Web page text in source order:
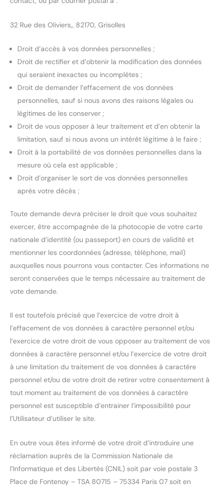
32 Rue des Oliviers,, 82170, Grisolles
Droit d’accès à vos données personnelles ;
Droit de rectifier et d’obtenir la modification des données
qui seraient inexactes ou incomplètes ;
Droit de demander l’effacement de vos données
personnelles, sauf si nous avons des raisons légales ou
légitimes de les conserver ;
Droit de vous opposer à leur traitement et d’en obtenir la
limitation, sauf si nous avons un intérêt légitime à le faire ;
Droit à la portabilité de vos données personnelles dans la
mesure où cela est applicable ;
Droit d’organiser le sort de vos données personnelles
après votre décès ;
Toute demande devra préciser le droit que vous souhaitez
exercer, être accompagnée de la photocopie de votre carte
nationale d’identité (ou passeport) en cours de validité et
mentionner les coordonnées (adresse, téléphone, mail)
auxquelles nous pourrons vous contacter. Ces informations ne
seront conservées que le temps nécessaire au traitement de
vote demande.
Il est toutefois précisé que l’exercice de votre droit à
l’effacement de vos données à caractère personnel et/ou
l’exercice de votre droit de vous opposer au traitement de vos
données à caractère personnel et/ou l’exercice de votre droit
à une limitation du traitement de vos données à caractère
personnel et/ou de votre droit de retirer votre consentement à
tout moment au traitement de vos données à caractère
personnel est susceptible d’entrainer l’impossibilité pour
l’Utilisateur d’utiliser le site.
En outre vous êtes informé de votre droit d’introduire une
réclamation auprès de la Commission Nationale de
l’Informatique et des Libertés (CNIL) soit par voie postale 3
Place de Fontenoy – TSA 80715 – 75334 Paris 07 soit en